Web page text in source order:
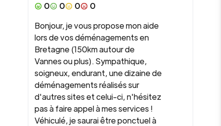
0
0 0
0
Bonjour, je vous propose mon aide
lors de vos déménagements en
Bretagne (150km autour de
Vannes ou plus). Sympathique,
soigneux, endurant, une dizaine de
déménagements réalisés sur
d'autres sites et celui-ci, n'hésitez
pas à faire appel à mes services !
Véhiculé, je saurai être ponctuel à